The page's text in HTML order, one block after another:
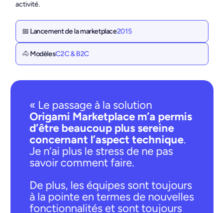
activité.
📅 Lancement de la marketplace2015
🐴 ModèlesC2C & B2C
« Le passage à la solution
Origami Marketplace m’a permis
d’être beaucoup plus sereine
concernant l’aspect technique.
Je n’ai plus le stress de ne pas
savoir comment faire.
De plus, les équipes sont toujours
à la pointe en termes de nouvelles
fonctionnalités et sont toujours